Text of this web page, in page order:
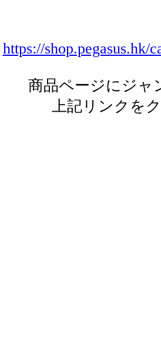
https://shop.pegasus.hk/
商品ページにジャ
上記リンクを